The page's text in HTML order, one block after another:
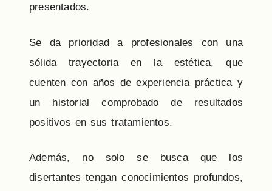
presentados.
Se da prioridad a profesionales con una
sólida trayectoria en la estética, que
cuenten con años de experiencia práctica y
un historial comprobado de resultados
positivos en sus tratamientos.
Además, no solo se busca que los
disertantes tengan conocimientos profundos,